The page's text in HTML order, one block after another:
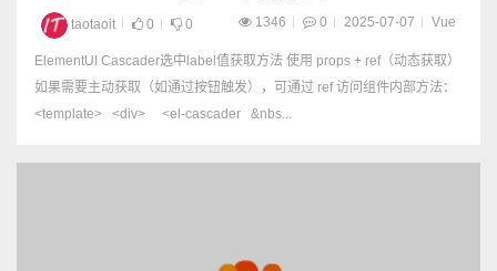
taotaoit 0 0 1346 0 2025-07-07 Vue
ElementUI Cascader选中label值获取方法 使用 props + ref（动态获取）
如果需要主动获取（如通过按钮触发），可通过 ref 访问组件内部方法：
<template> <div> <el-cascader &nbs...